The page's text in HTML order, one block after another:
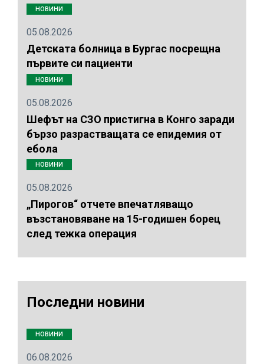
НОВИНИ
05.08.2026
Детската болница в Бургас посрещна
първите си пациенти
НОВИНИ
05.08.2026
Шефът на СЗО пристигна в Конго заради
бързо разрастващата се епидемия от
ебола
НОВИНИ
05.08.2026
„Пирогов“ отчете впечатляващо
възстановяване на 15-годишен борец
след тежка операция
Последни новини
НОВИНИ
06.08.2026